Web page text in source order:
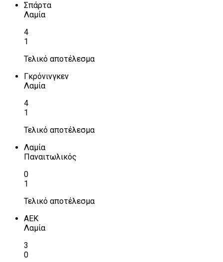
Σπάρτα
Λαμία
4
1
Τελικό αποτέλεσμα
Γκρόνινγκεν
Λαμία
4
1
Τελικό αποτέλεσμα
Λαμία
Παναιτωλικός
0
1
Τελικό αποτέλεσμα
ΑΕΚ
Λαμία
3
0